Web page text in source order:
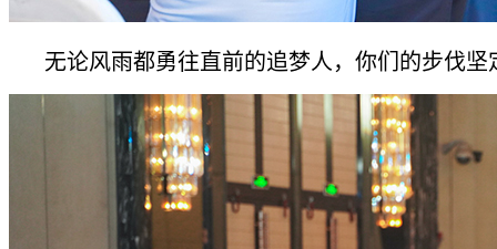
无论风雨都勇往直前的追梦人，你们的步伐坚